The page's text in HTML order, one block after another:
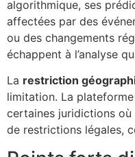
algorithmique, ses
affectées par des
ou des changements
échappent à l’analyse
La restriction
limitation. La plateforme
certaines juridictions où
de restrictions légales,